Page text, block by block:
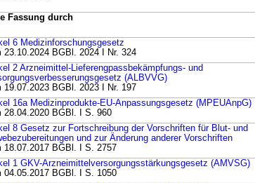
Fassung durch
6 Medizinforschungsgesetz
23.10.2024 BGBl. 2024 I Nr. 324
2 Arzneimittel-Lieferengpassbekämpfungs- und
(ALBVVG)
19.07.2023 BGBl. 2023 I Nr. 197
16a Medizinprodukte-EU-Anpassungsgesetz (MPEUAnpG)
28.04.2020 BGBl. I S. 960
8 Gesetz zur Fortschreibung der Vorschriften für Blut- und
und zur Änderung anderer Vorschriften
18.07.2017 BGBl. I S. 2757
1 GKV-Arzneimittelversorgungsstärkungsgesetz (AMVSG)
04.05.2017 BGBl. I S. 1050